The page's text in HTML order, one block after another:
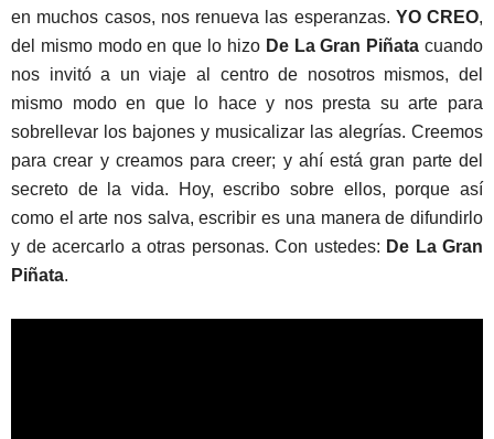
en muchos casos, nos renueva las esperanzas. YO CREO,
del mismo modo en que lo hizo De La Gran Piñata cuando
nos invitó a un viaje al centro de nosotros mismos, del
mismo modo en que lo hace y nos presta su arte para
sobrellevar los bajones y musicalizar las alegrías. Creemos
para crear y creamos para creer; y ahí está gran parte del
secreto de la vida. Hoy, escribo sobre ellos, porque así
como el arte nos salva, escribir es una manera de difundirlo
y de acercarlo a otras personas. Con ustedes: De La Gran
Piñata.